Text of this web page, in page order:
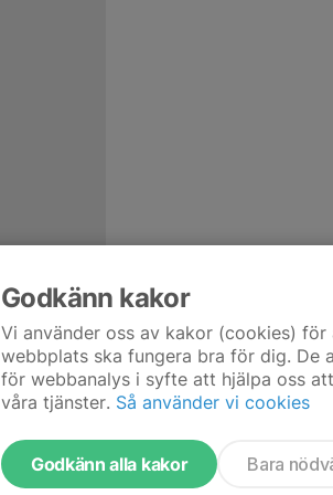
Godkänn kakor
Vi använder oss av kakor (cookies)
webbplats ska fungera bra för dig. De
för webbanalys i syfte att hjälpa oss
våra tjänster. Så använder vi cookies
Godkänn alla kakor Bara